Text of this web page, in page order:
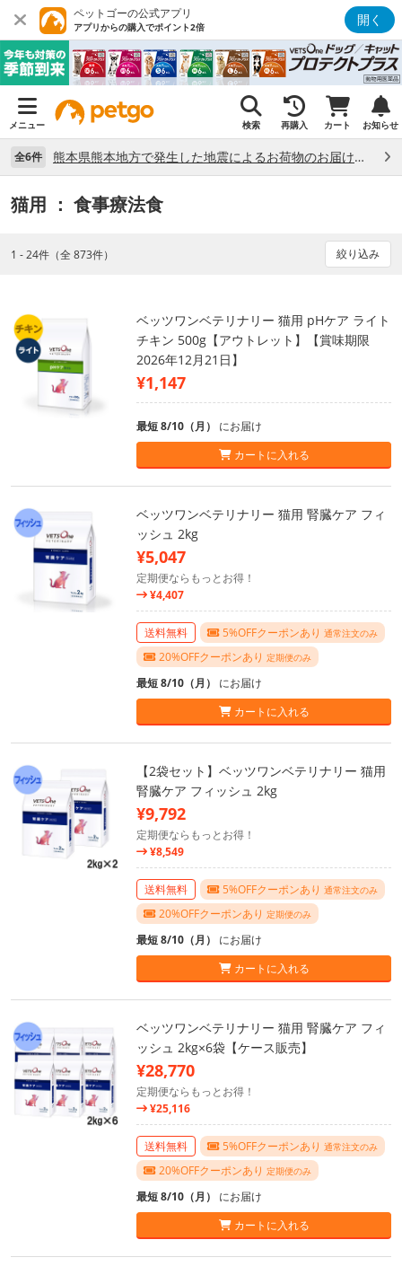
ペットゴーの公式アプリ
アプリからの購入でポイント2倍 開く
メニュー 検索 再購入 カート お知らせ
全6件 熊本県熊本地方で発生した地震によるお荷物のお届け状況について （7/28）
猫用 ： 食事療法食
1 - 24件（全 873件） 絞り込み
ベッツワンベテリナリー 猫用 pHケア ライト
チキン 500g【アウトレット】【賞味期限
2026年12月21日】
¥1,147
最短 8/10（月） にお届け
カートに入れる
ベッツワンベテリナリー 猫用 腎臓ケア フィ
ッシュ 2kg
¥5,047
定期便ならもっとお得！
¥4,407
送料無料 5%OFFクーポンあり 通常注文のみ
20%OFFクーポンあり 定期便のみ
最短 8/10（月） にお届け
カートに入れる
【2袋セット】ベッツワンベテリナリー 猫用
腎臓ケア フィッシュ 2kg
¥9,792
定期便ならもっとお得！
¥8,549
送料無料 5%OFFクーポンあり 通常注文のみ
20%OFFクーポンあり 定期便のみ
最短 8/10（月） にお届け
カートに入れる
ベッツワンベテリナリー 猫用 腎臓ケア フィ
ッシュ 2kg×6袋【ケース販売】
¥28,770
定期便ならもっとお得！
¥25,116
送料無料 5%OFFクーポンあり 通常注文のみ
20%OFFクーポンあり 定期便のみ
最短 8/10（月） にお届け
カートに入れる